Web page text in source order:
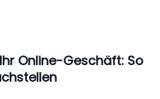
Online-Geschäft: So